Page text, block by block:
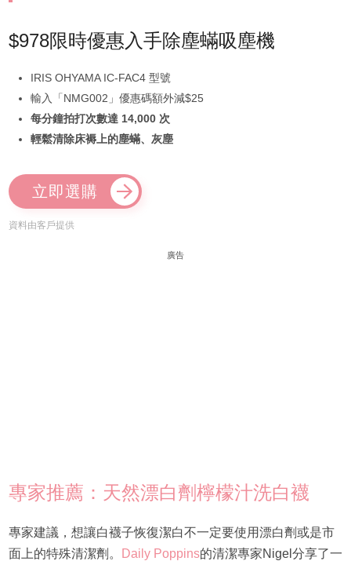
$978限時優惠入手除塵蟎吸塵機
IRIS OHYAMA IC-FAC4 型號
輸入「NMG002」優惠碼額外減$25
每分鐘拍打次數達 14,000 次
輕鬆清除床褥上的塵蟎、灰塵
立即選購
資料由客戶提供
廣告
專家推薦：天然漂白劑檸檬汁洗白襪
專家建議，想讓白襪子恢復潔白不一定要使用漂白劑或是市
面上的特殊清潔劑。
Daily Poppins的清潔專家Nigel分享了一